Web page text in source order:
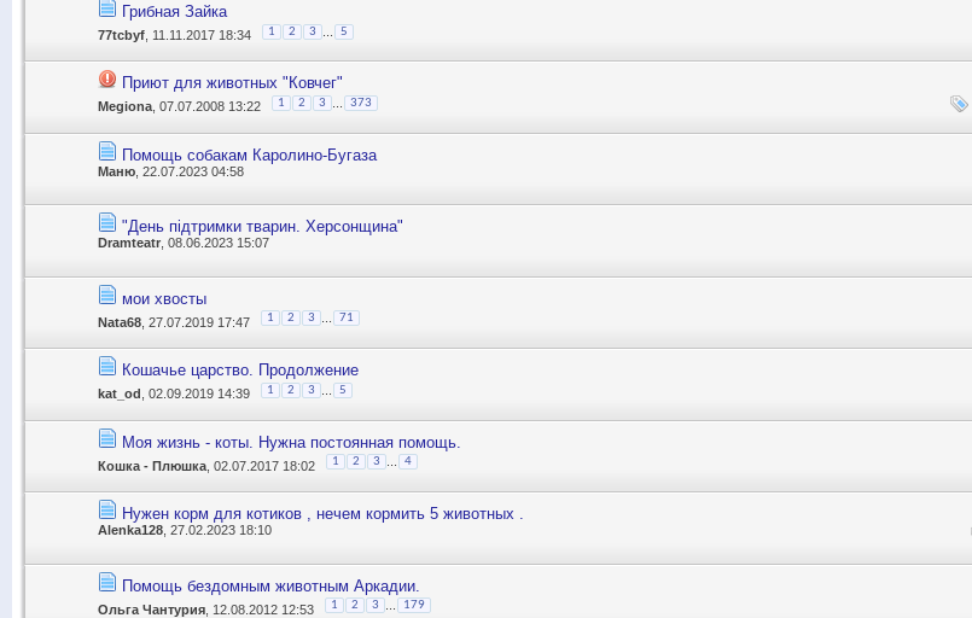
Грибная Зайка
77tcbyf , 11.11.2017 18:34 1 2 3 5
Приют для животных "Ковчег"
Megiona , 07.07.2008 13:22 1 2 3 373
Помощь собакам Каролино-Бугаза
Маню , 22.07.2023 04:58
"День підтримки тварин. Херсонщина"
Dramteatr , 08.06.2023 15:07
мои хвосты
Nata68 , 27.07.2019 17:47 1 2 3 ... 71
Кошачье царство. Продолжение
kat_od , 02.09.2019 14:39 1 2 3 5
Моя жизнь - коты. Нужна постоянная помощь.
Кошка - Плюшка , 02.07.2017 18:02 1 2 3 ... 4
Нужен корм для котиков , нечем кормить 5 животных .
Alenka128 , 27.02.2023 18:10
Помощь бездомным животным Аркадии.
Ольга Чантурия , 12.08.2012 12:53 1 2 3 179